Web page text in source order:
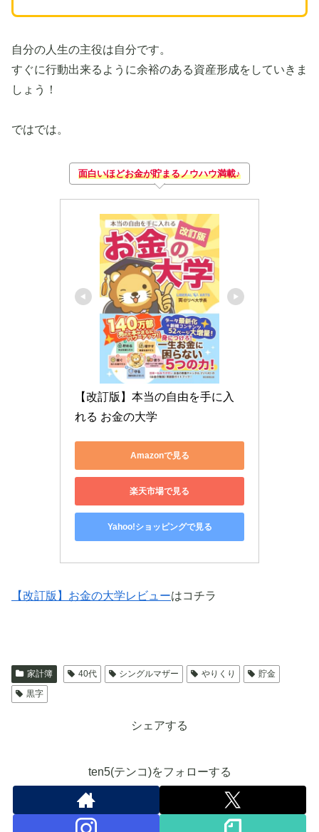
自分の人生の主役は自分です。
すぐに行動出来るように余裕のある資産形成をしていきま
しょう！
ではでは。
面白いほどお金が貯まるノウハウ満載♪
【改訂版】本当の自由を手に入
れる お金の大学
Amazonで見る
楽天市場で見る
Yahoo!ショッピングで見る
【改訂版】お金の大学レビューはコチラ
家計簿 40代 シングルマザー やりくり
貯金
黒字
シェアする
ten5(テンコ)をフォローする